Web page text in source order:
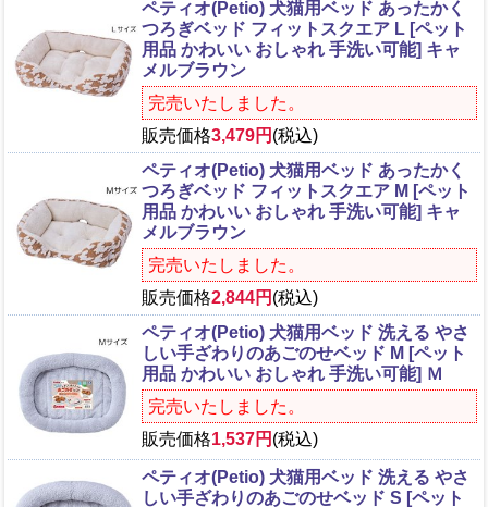
ペティオ(Petio) 犬猫用ベッド あったかく
つろぎベッド フィットスクエア L [ペット
用品 かわいい おしゃれ 手洗い可能] キャ
メルブラウン
完売いたしました。
販売価格3,479円 (税込)
ペティオ(Petio) 犬猫用ベッド あったかく
つろぎベッド フィットスクエア M [ペット
用品 かわいい おしゃれ 手洗い可能] キャ
メルブラウン
完売いたしました。
販売価格2,844円 (税込)
ペティオ(Petio) 犬猫用ベッド 洗える やさ
しい手ざわりのあごのせベッド M [ペット
用品 かわいい おしゃれ 手洗い可能] Ｍ
完売いたしました。
販売価格1,537円 (税込)
ペティオ(Petio) 犬猫用ベッド 洗える やさ
しい手ざわりのあごのせベッド S [ペット